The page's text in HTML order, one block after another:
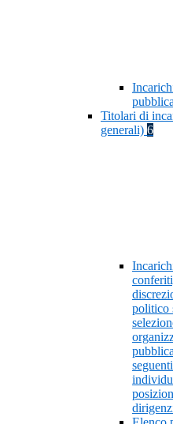
Titolari di
generali) 6
politico